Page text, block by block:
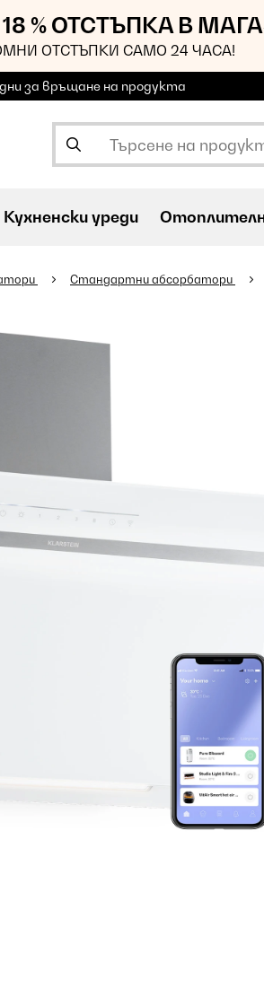
% ОТСТЪПКА В
ОТСТЪПКИ САМО 24 ЧАСА!
дни за връщане на продукта
Кухненски уреди
Стандартни абсорбатори